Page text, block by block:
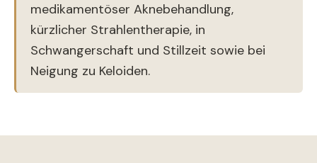
medikamentöser Aknebehandlung,
kürzlicher Strahlentherapie, in
Schwangerschaft und Stillzeit sowie bei
Neigung zu Keloiden.